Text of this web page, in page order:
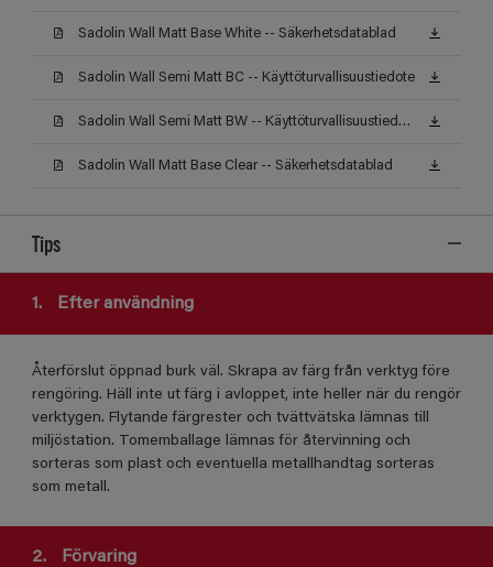
Sadolin Wall Matt Base White -- Säkerhetsdatablad
Sadolin Wall Semi Matt BC -- Käyttöturvallisuustiedote
Sadolin Wall Semi Matt BW -- Käyttöturvallisuustiedote
Sadolin Wall Matt Base Clear -- Säkerhetsdatablad
Tips
1. Efter användning
Återförslut öppnad burk väl. Skrapa av färg från verktyg före
rengöring. Häll inte ut färg i avloppet, inte heller när du rengör
verktygen. Flytande färgrester och tvättvätska lämnas till
miljöstation. Tomemballage lämnas för återvinning och
sorteras som plast och eventuella metallhandtag sorteras
som metall.
2. Förvaring